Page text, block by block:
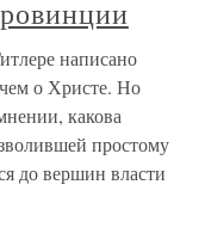
написано
о Христе. Но
какова
простому
до вершин власти